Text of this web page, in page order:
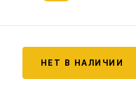
НЕТ В НАЛИЧИИ